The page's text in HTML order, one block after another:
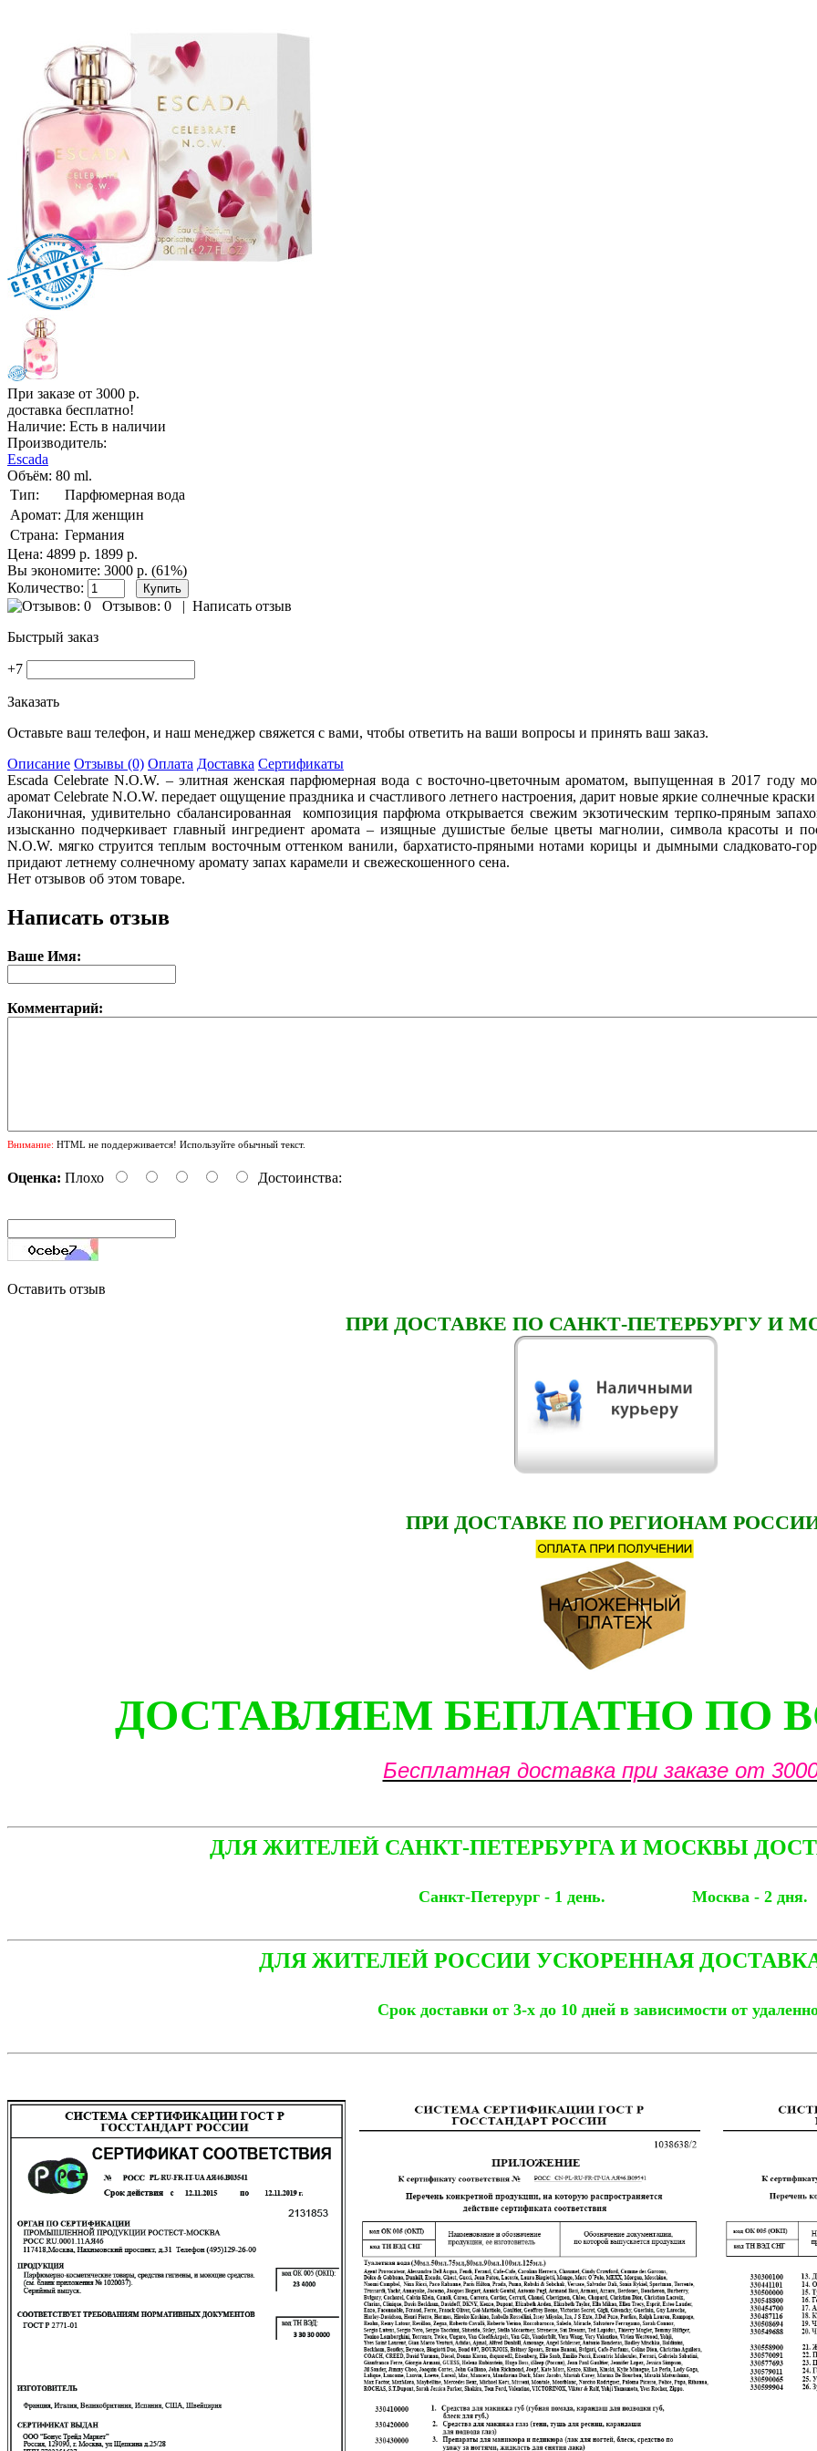
При заказе от 3000 р.
доставка бесплатно!
Наличие: Есть в наличии
Производитель:
Escada
Объём: 80 ml.
Тип:
Парфюмерная вода
Аромат: Для женщин
Страна: Германия
Цена: 4899 р. 1899 р.
Вы экономите: 3000 р. (61%)
Количество:
Отзывов: 0 | Написать отзыв
Быстрый заказ
+7
Заказать
Оставьте ваш телефон, и наш менеджер свяжется с вами, чтобы ответить на ваши вопросы и принять ваш заказ.
Описание Отзывы (0) Оплата Доставка Сертификаты
Escada Celebrate N.O.W. – элитная женская парфюмерная вода с восточно-цветочным ароматом, выпущенная в 2017
аромат Celebrate N.O.W. передает ощущение праздника и счастливого летнего настроения, дарит новые яркие солнечные
Лаконичная, удивительно сбалансированная композиция парфюма открывается свежим экзотическим терпко-пряным
изысканно подчеркивает главный ингредиент аромата – изящные душистые белые цветы магнолии, символа красоты и
N.O.W. мягко струится теплым восточным оттенком ванили, бархатисто-пряными нотами корицы и дымными сладковато-
придают летнему солнечному аромату запах карамели и свежескошенного сена.
Нет отзывов об этом товаре.
Написать отзыв
Ваше Имя:
Комментарий:
Внимание: HTML не поддерживается! Используйте обычный текст.
Оценка: Плохо Достоинства:
Оставить отзыв
ПРИ ДОСТАВКЕ ПО САНКТ-ПЕТЕРБУРГУ И
ПРИ ДОСТАВКЕ ПО РЕГИОНАМ
ДОСТАВЛЯЕМ БЕПЛАТНО ПО
Бесплатная доставка при заказе от
ДЛЯ ЖИТЕЛЕЙ САНКТ-ПЕТЕРБУРГА И МОСКВЫ
Санкт-Петерург - 1 день. Москва - 2 дня.
ДЛЯ ЖИТЕЛЕЙ РОССИИ УСКОРЕННАЯ
Срок доставки от 3-х до 10 дней в зависимости от